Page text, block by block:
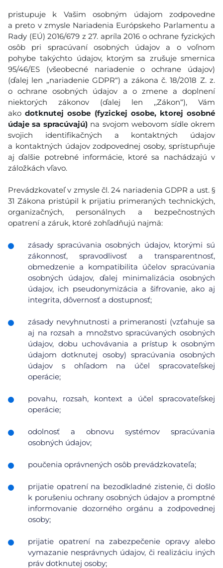
pristupuje k Vašim osobným údajom zodpovedne
a preto v zmysle Nariadenia Európskeho Parlamentu a
Rady (EÚ) 2016/679 z 27. apríla 2016 o ochrane fyzických
osôb pri spracúvaní osobných údajov a o voľnom
pohybe takýchto údajov, ktorým sa zrušuje smernica
95/46/ES (všeobecné nariadenie o ochrane údajov)
(ďalej len „nariadenie GDPR“) a zákona č. 18/2018 Z. z.
o ochrane osobných údajov a o zmene a doplnení
niektorých zákonov (ďalej len ,,Zákon“), Vám
akodotknutej osobe (fyzickej osobe, ktorej osobné
údaje sa spracúvajú)na svojom webovom sídle okrem
svojich identifikačných a kontaktných údajov
a kontaktných údajov zodpovednej osoby, sprístupňuje
aj ďalšie potrebné informácie, ktoré sa nachádzajú v
záložkách vľavo.
Prevádzkovateľ v zmysle čl. 24 nariadenia GDPR a ust. §
31 Zákona pristúpil k prijatiu primeraných technických,
organizačných, personálnych a bezpečnostných
opatrení a záruk, ktoré zohľadňujú najmä:
zásady spracúvania osobných údajov, ktorými sú
zákonnosť, spravodlivosť a transparentnosť,
obmedzenie a kompatibilita účelov spracúvania
osobných údajov, ďalej minimalizácia osobných
údajov, ich pseudonymizácia a šifrovanie, ako aj
integrita, dôvernosť a dostupnosť;
zásady nevyhnutnosti a primeranosti (vzťahuje sa
aj na rozsah a množstvo spracúvaných osobných
údajov, dobu uchovávania a prístup k osobným
údajom dotknutej osoby) spracúvania osobných
údajov s ohľadom na účel spracovateľskej
operácie;
povahu, rozsah, kontext a účel spracovateľskej
operácie;
odolnosť a obnovu systémov spracúvania
osobných údajov;
poučenia oprávnených osôb prevádzkovateľa;
prijatie opatrení na bezodkladné zistenie, či došlo
k porušeniu ochrany osobných údajov a promptné
informovanie dozorného orgánu a zodpovednej
osoby;
prijatie opatrení na zabezpečenie opravy alebo
vymazanie nesprávnych údajov, či realizáciu iných
práv dotknutej osoby;